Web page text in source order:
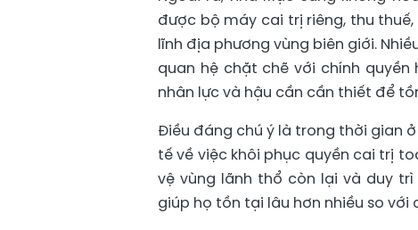
được bộ máy cai trị riêng, thu
lĩnh địa phương vùng biên giới.
quan hệ chặt chẽ với chính
nhân lực và hậu cần cần thiết để
Điều đáng chú ý là trong thời gian
tế về việc khôi phục quyền cai trị
vệ vùng lãnh thổ còn lại và duy
giúp họ tồn tại lâu hơn nhiều so